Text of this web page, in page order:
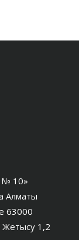
№ 10»
Алматы
63000
Жетысу 1,2